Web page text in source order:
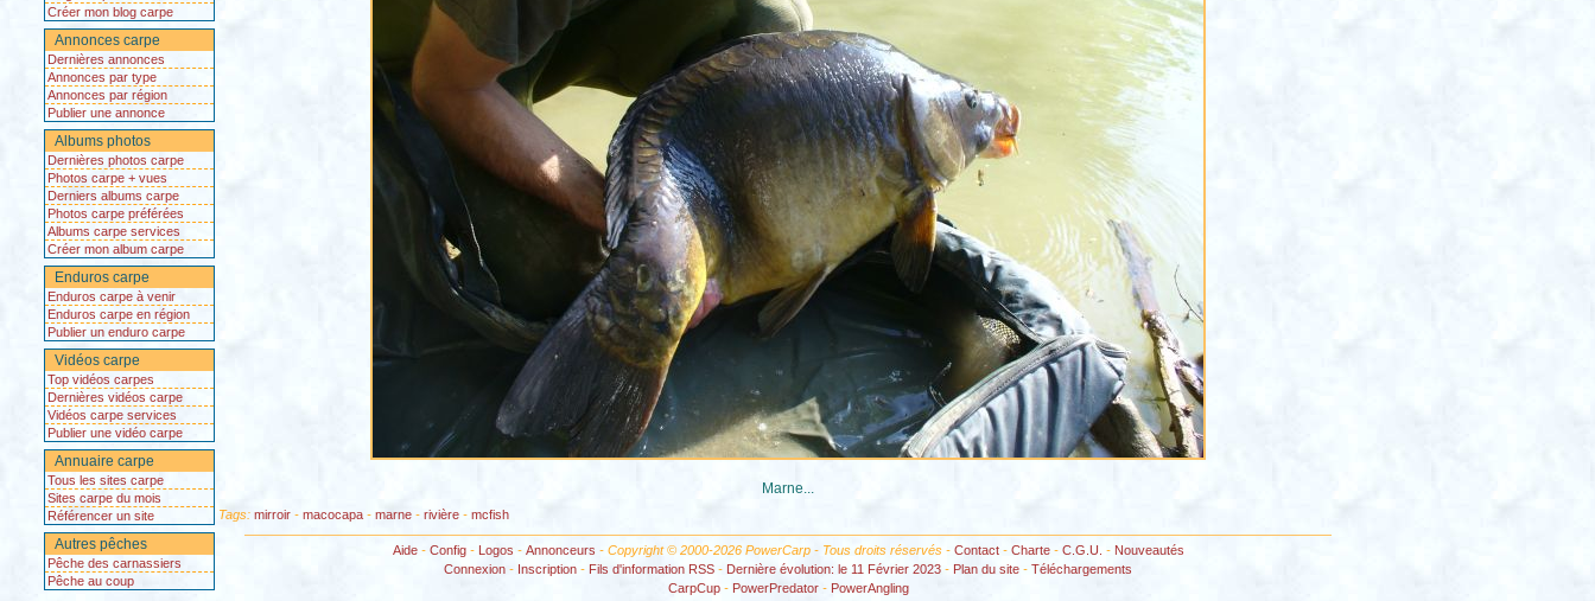
Créer mon blog carpe
Annonces carpe
Dernières annonces
Annonces par type
Annonces par région
Publier une annonce
Albums photos
Dernières photos carpe
Photos carpe + vues
Derniers albums carpe
Photos carpe préférées
Albums carpe services
Créer mon album carpe
Enduros carpe
Enduros carpe à venir
Enduros carpe en région
Publier un enduro carpe
Vidéos carpe
Top vidéos carpes
Dernières vidéos carpe
Vidéos carpe services
Publier une vidéo carpe
Annuaire carpe
Tous les sites carpe
Sites carpe du mois
Référencer un site
Autres pêches
Pêche des carnassiers
Pêche au coup
Marne...
Tags: mirroir- macocapa- marne- rivière- mcfish
Aide- Config- Logos - Annonceurs - Copyright © 2000-2026 PowerCarp - Tous droits réservés - Contact- Charte- C.G.U. - Nouveautés
Connexion - Inscription - Fils d'information RSS - Dernière évolution: le 11 Février 2023 - Plan du site - Téléchargements
CarpCup- PowerPredator- PowerAngling